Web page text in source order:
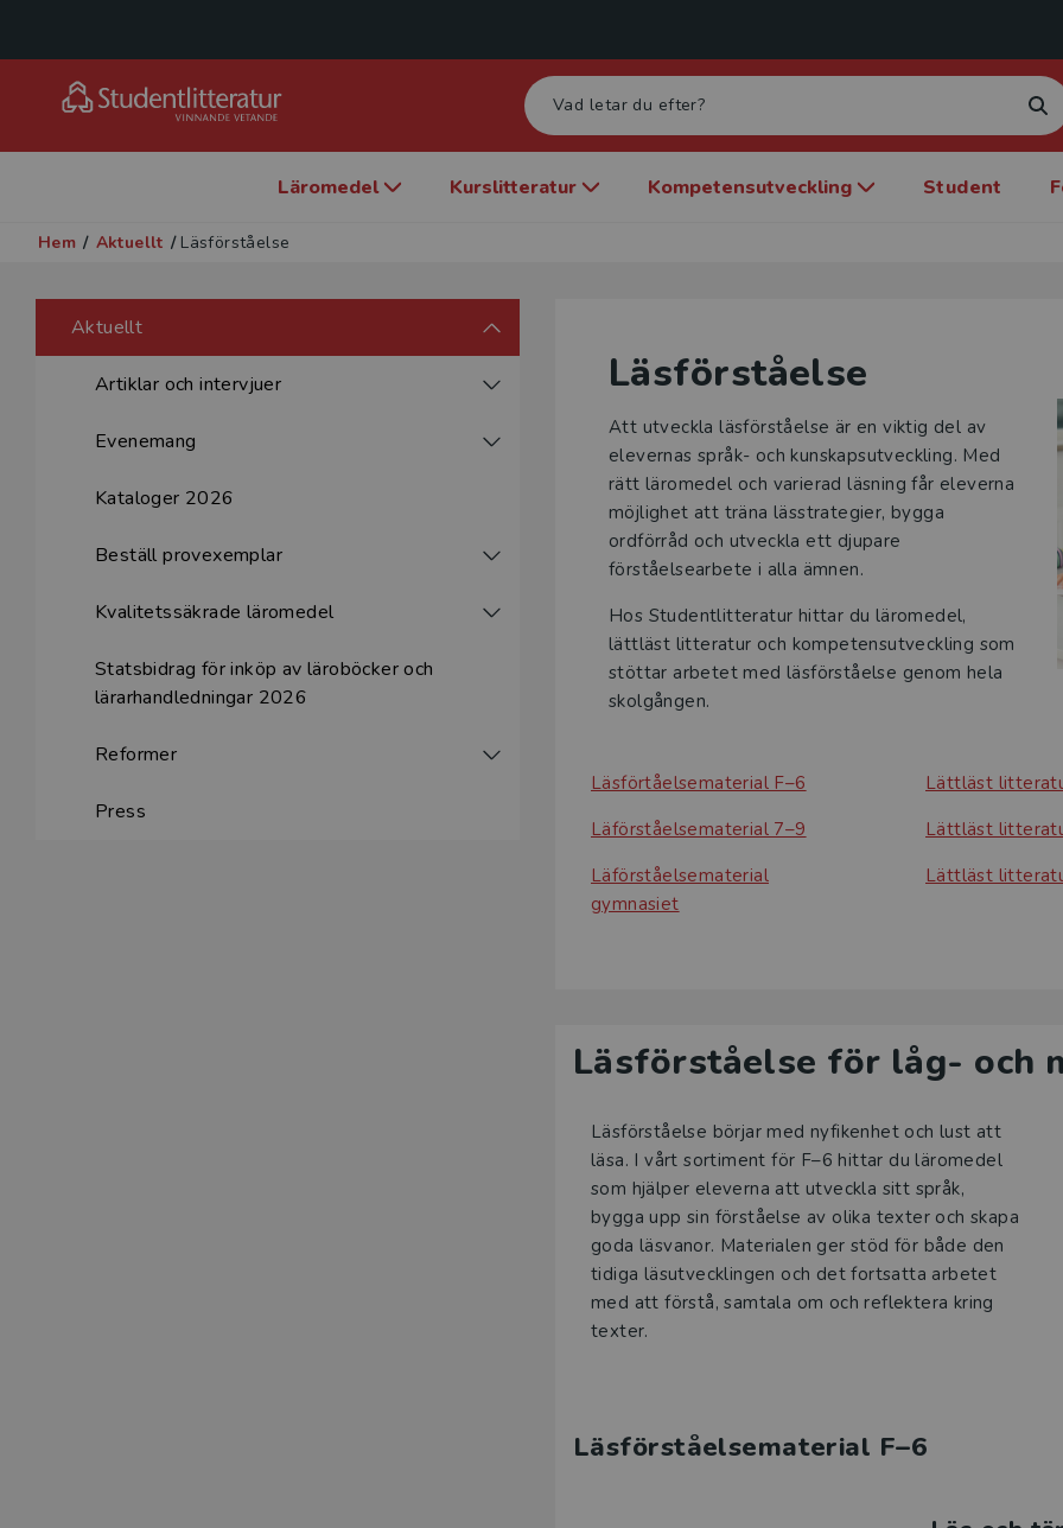
Läromedel Kurslitteratur Kompetensutveckling Student
Hem / Aktuellt / Läsförståelse
Aktuellt
Artiklar och intervjuer
Evenemang
Kataloger 2026
Beställ provexemplar
Kvalitetssäkrade läromedel
Statsbidrag för inköp av läroböcker och
lärarhandledningar 2026
Reformer
Press
Läsförståelse
Att utveckla läsförståelse är en viktig del av
elevernas språk- och kunskapsutveckling. Med
rätt läromedel och varierad läsning får eleverna
möjlighet att träna lässtrategier, bygga
ordförråd och utveckla ett djupare
förståelsearbete i alla ämnen.
Hos Studentlitteratur hittar du läromedel,
lättläst litteratur och kompetensutveckling som
stöttar arbetet med läsförståelse genom hela
skolgången.
Läsförtåelsematerial F–6
Läförståelsematerial 7–9
Läförståelsematerial
gymnasiet
Lättläst
Lättläst
Lättläst
Läsförståelse för låg- och
Läsförståelse börjar med nyfikenhet och lust att
läsa. I vårt sortiment för F–6 hittar du läromedel
som hjälper eleverna att utveckla sitt språk,
bygga upp sin förståelse av olika texter och skapa
goda läsvanor. Materialen ger stöd för både den
tidiga läsutvecklingen och det fortsatta arbetet
med att förstå, samtala om och reflektera kring
texter.
Läsförståelsematerial F–6